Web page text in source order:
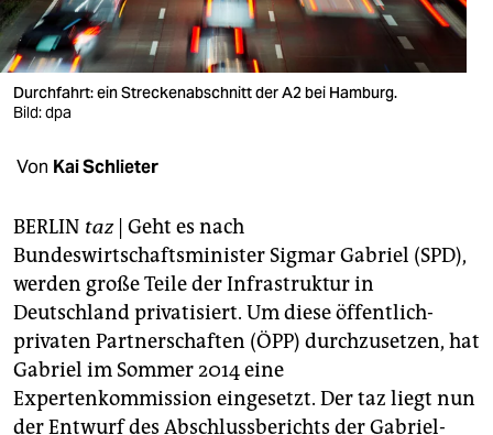
wahrheit
verlag
verlag
veranstaltungen
fragen & hilfe
unterstützen
abo
genossenschaft
epaper login
Durchfahrt: ein Streckenabschnitt der A2 bei Hamburg.
Bild: dpa
Von Kai Schlieter
BERLIN taz| Geht es nach
Bundeswirtschaftsminister Sigmar Gabriel (SPD),
werden große Teile der Infrastruktur in
Deutschland privatisiert. Um diese öffentlich-
privaten Partnerschaften (ÖPP) durchzusetzen, hat
Gabriel im Sommer 2014 eine
Expertenkommission eingesetzt. Der taz liegt nun
der Entwurf des Abschlussberichts der Gabriel-